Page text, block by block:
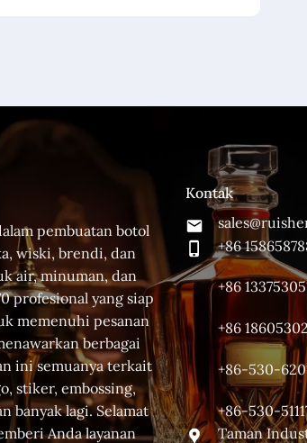
pembuatan botol
wiski, brendi, dan
air, minuman, dan
profesional yang siap
memenuhi pesanan
berbagai
ini semuanya terkait
stiker, embossing,
banyak lagi. Selamat
Anda layanan
Kontak
+86
+86
+86
+86-530-
+86-530-
Taman